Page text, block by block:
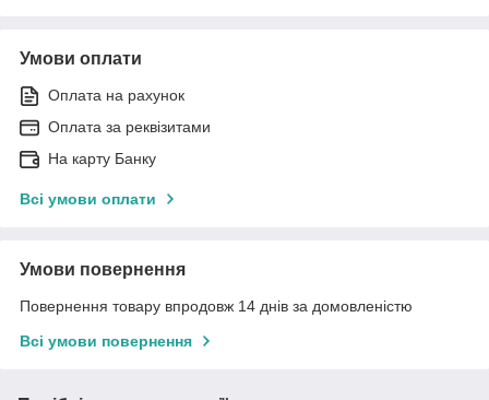
Умови оплати
Оплата на рахунок
Оплата за реквізитами
На карту Банку
Всі умови оплати
Умови повернення
Повернення товару впродовж 14 днів за домовленістю
Всі умови повернення